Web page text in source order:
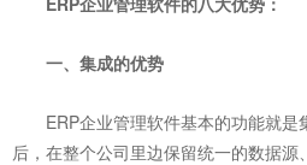
一、集成的优势
ERP企业管理软件基本的功能就是
后，在整个公司里边保留统一的数据